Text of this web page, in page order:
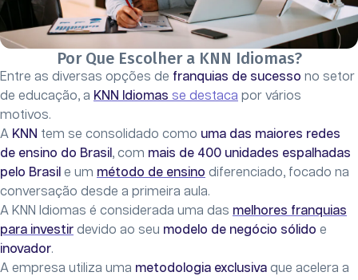
Por Que Escolher a KNN Idiomas?
Entre as diversas opções de franquias de sucesso no setor
de educação, a KNN Idiomas se destaca por vários
motivos.
A KNN tem se consolidado como uma das maiores redes
de ensino do Brasil , com mais de 400 unidades espalhadas
pelo Brasil e um método de ensino diferenciado, focado na
conversação desde a primeira aula.
A KNN Idiomas é considerada uma das melhores franquias
para investir devido ao seu modelo de negócio sólido e
inovador.
A empresa utiliza uma metodologia exclusiva que acelera a